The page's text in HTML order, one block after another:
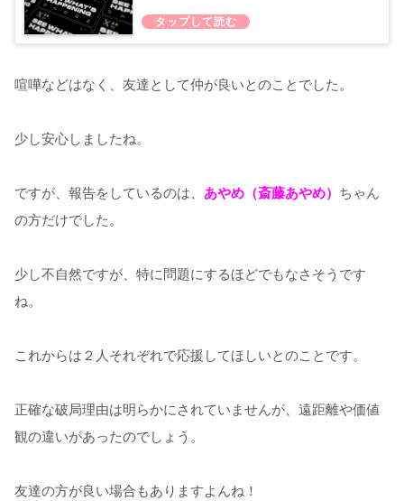
喧嘩などはなく、友達として仲が良いとのことでした。
少し安心しましたね。
ですが、報告をしているのは、 あやめ（斎藤あやめ） ちゃん
の方だけでした。
少し不自然ですが、特に問題にするほどでもなさそうです
ね。
これからは２人それぞれで応援してほしいとのことです。
正確な破局理由は明らかにされていませんが、遠距離や価値
観の違いがあったのでしょう。
友達の方が良い場合もありますよんね！